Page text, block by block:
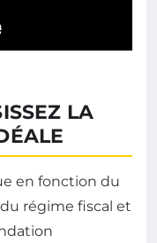
LA
en fonction du
régime fiscal et